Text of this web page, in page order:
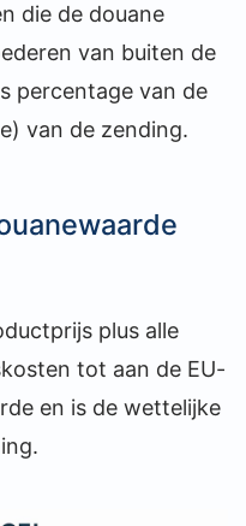
die de douane
van buiten de
percentage van de
van de zending.
plus alle
tot aan de EU-
en is de wettelijke